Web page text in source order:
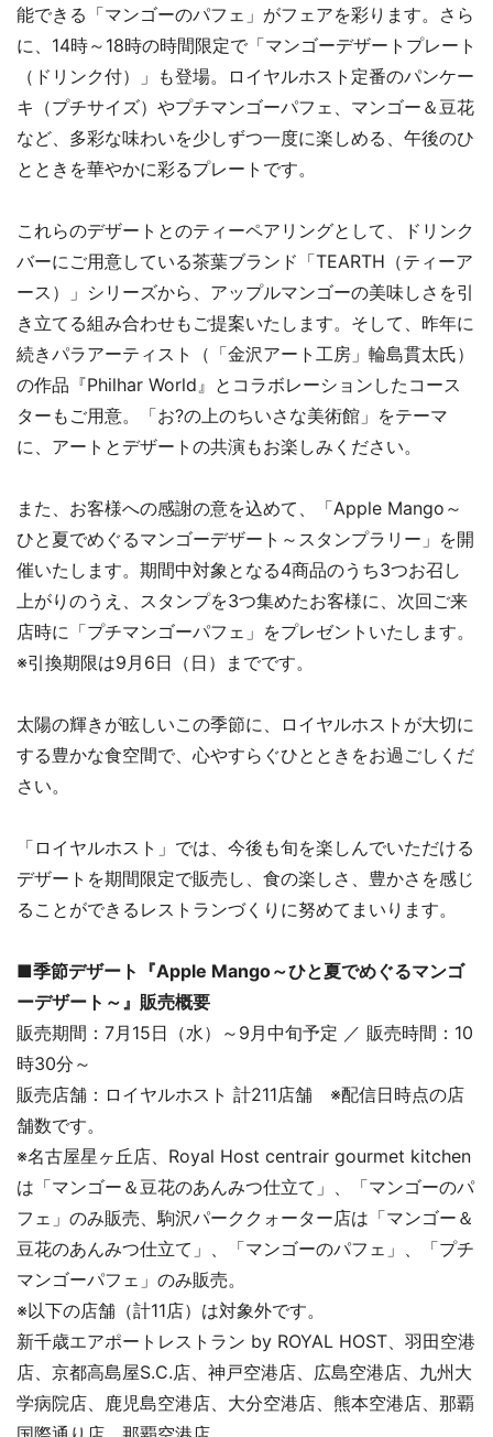
能できる「マンゴーのパフェ」がフェアを彩ります。さら
に、14時～18時の時間限定で「マンゴーデザートプレート
（ドリンク付）」も登場。ロイヤルホスト定番のパンケー
キ（プチサイズ）やプチマンゴーパフェ、マンゴー＆豆花
など、多彩な味わいを少しずつ一度に楽しめる、午後のひ
とときを華やかに彩るプレートです。
これらのデザートとのティーペアリングとして、ドリンク
バーにご用意している茶葉ブランド「TEARTH（ティーア
ース）」シリーズから、アップルマンゴーの美味しさを引
き立てる組み合わせもご提案いたします。そして、昨年に
続きパラアーティスト（「金沢アート工房」輪島貫太氏）
の作品『Philhar World』とコラボレーションしたコース
ターもご用意。「お?の上のちいさな美術館」をテーマ
に、アートとデザートの共演もお楽しみください。
また、お客様への感謝の意を込めて、「Apple Mango～
ひと夏でめぐるマンゴーデザート～スタンプラリー」を開
催いたします。期間中対象となる4商品のうち3つお召し
上がりのうえ、スタンプを3つ集めたお客様に、次回ご来
店時に「プチマンゴーパフェ」をプレゼントいたします。
※引換期限は9月6日（日）までです。
太陽の輝きが眩しいこの季節に、ロイヤルホストが大切に
する豊かな食空間で、心やすらぐひとときをお過ごしくだ
さい。
「ロイヤルホスト」では、今後も旬を楽しんでいただける
デザートを期間限定で販売し、食の楽しさ、豊かさを感じ
ることができるレストランづくりに努めてまいります。
■季節デザート『Apple Mango～ひと夏でめぐるマンゴ
ーデザート～』販売概要
販売期間：7月15日（水）～9月中旬予定 ／ 販売時間：10
時30分～
販売店舗：ロイヤルホスト 計211店舗 ※配信日時点の店
舗数です。
※名古屋星ヶ丘店、Royal Host centrair gourmet kitchen
は「マンゴー＆豆花のあんみつ仕立て」、「マンゴーのパ
フェ」のみ販売、駒沢パーククォーター店は「マンゴー＆
豆花のあんみつ仕立て」、「マンゴーのパフェ」、「プチ
マンゴーパフェ」のみ販売。
※以下の店舗（計11店）は対象外です。
新千歳エアポートレストラン by ROYAL HOST、羽田空港
店、京都高島屋S.C.店、神戸空港店、広島空港店、九州大
学病院店、鹿児島空港店、大分空港店、熊本空港店、那覇